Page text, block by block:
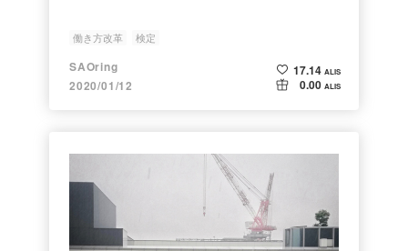
働き方改革 検定
SAOring
2020/01/12
17.14 ALIS
0.00 ALIS